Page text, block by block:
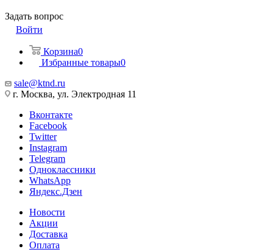
Задать вопрос
Войти
Корзина0
Избранные товары0
sale@ktnd.ru
г. Москва, ул. Электродная 11
Вконтакте
Facebook
Twitter
Instagram
Telegram
Одноклассники
WhatsApp
Яндекс.Дзен
Новости
Акции
Доставка
Оплата